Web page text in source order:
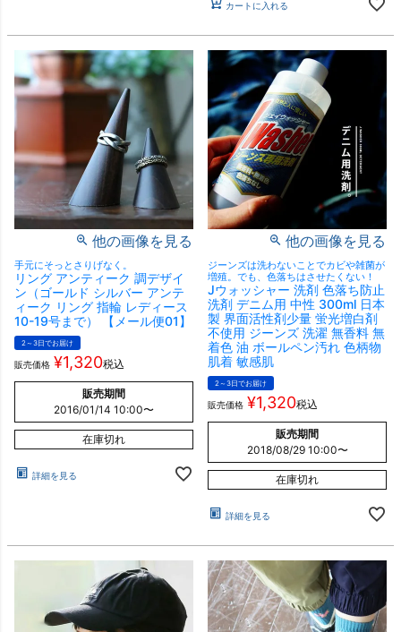
カートに入れる
他の画像を見る
手元にそっとさりげなく。
リング アンティーク 調デザイ
ン（ゴールド シルバー アンテ
ィーク リング 指輪 レディース
10-19号まで） 【メール便01】
2～3日でお届け
販売価格 ¥1,320税込
販売期間
2016/01/14 10:00〜
在庫切れ
詳細を見る
他の画像を見る
ジーンズは洗わないことでカビや雑菌が
増殖。でも、色落ちはさせたくない！
Jウォッシャー 洗剤 色落ち防止
洗剤 デニム用 中性 300ml 日本
製 界面活性剤少量 蛍光増白剤
不使用 ジーンズ 洗濯 無香料 無
着色 油 ボールペン汚れ 色柄物
肌着 敏感肌
2～3日でお届け
販売価格 ¥1,320税込
販売期間
2018/08/29 10:00〜
在庫切れ
詳細を見る